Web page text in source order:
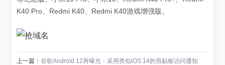
K40 Pro、Redmi K40、Redmi K40游戏增强版。
上一篇：谷歌Android 12再曝光：采用类似iOS 14的剪贴板访问通知